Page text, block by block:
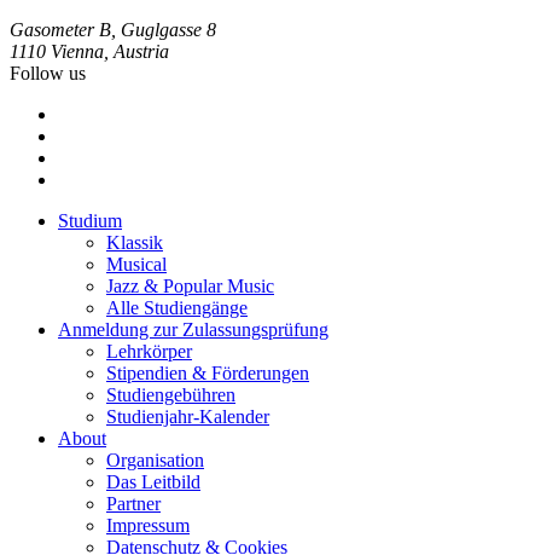
Gasometer B, Guglgasse 8
1110 Vienna, Austria
Follow us
Footer
Studium
Klassik
Musical
Jazz & Popular Music
Alle Studiengänge
Anmeldung zur Zulassungsprüfung
Lehrkörper
Stipendien & Förderungen
Studiengebühren
Studienjahr-Kalender
About
Organisation
Das Leitbild
Partner
Impressum
Datenschutz & Cookies